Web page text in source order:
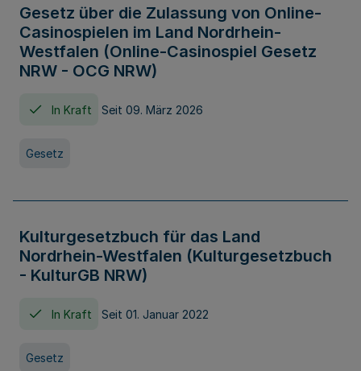
Gesetz über die Zulassung von Online-
Casinospielen im Land Nordrhein-
Westfalen (Online-Casinospiel Gesetz
NRW - OCG NRW)
In Kraft Seit 09. März 2026
Gesetz
Kulturgesetzbuch für das Land
Nordrhein-Westfalen (Kulturgesetzbuch
- KulturGB NRW)
In Kraft Seit 01. Januar 2022
Gesetz